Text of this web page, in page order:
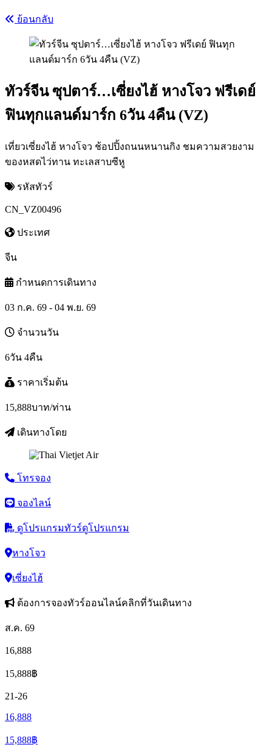
ย้อนกลับ
ทัวร์จีน ซุปตาร์…เซี่ยงไฮ้ หางโจว ฟรีเดย์
ฟินทุกแลนด์มาร์ก 6วัน 4คืน (VZ)
เที่ยวเซี่ยงไฮ้ หางโจว ช้อปปิ้งถนนหนานกิง ชมความสวยงาม
ของหสดไว่ทาน ทะเลสาบซีหู
รหัสทัวร์
CN_VZ00496
ประเทศ
จีน
กำหนดการเดินทาง
03 ก.ค. 69 - 04 พ.ย. 69
จำนวนวัน
6วัน 4คืน
ราคาเริ่มต้น
15,888บาท/ท่าน
เดินทางโดย
โทรจอง
จองไลน์
ดูโปรแกรมทัวร์ดูโปรแกรม
หางโจว
เซี่ยงไฮ้
ต้องการจองทัวร์ออนไลน์คลิกที่วันเดินทาง
ส.ค. 69
16,888
15,888฿
21-26
16,888
15,888฿